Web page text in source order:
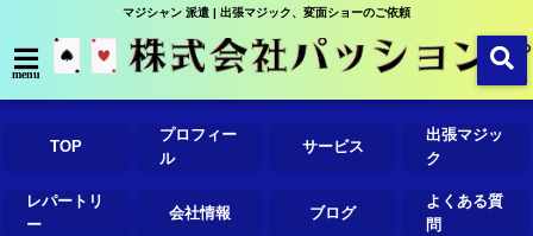
マジシャン 派遣 | 出張マジック、変面ショーのご依頼
menu
TOP
プロフィー
ル
サービス
出張マジッ
ク
レパートリ
ー
会社情報 ブログ
よくある質
問